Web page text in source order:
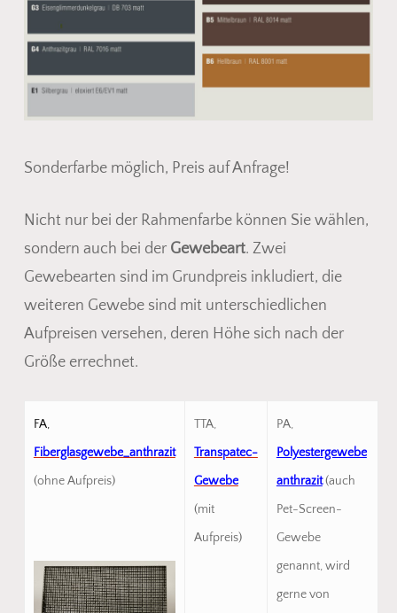
Sonderfarbe möglich, Preis auf Anfrage!
Nicht nur bei der Rahmenfarbe können Sie wählen,
sondern auch bei der Gewebeart. Zwei
Gewebearten sind im Grundpreis inkludiert, die
weiteren Gewebe sind mit unterschiedlichen
Aufpreisen versehen, deren Höhe sich nach der
Größe errechnet.
FA,
Fiberglasgewebe_anthrazit
(ohne Aufpreis)
TTA,
Transpatec-
Gewebe
(mit
Aufpreis)
PA,
Polyestergewebe
anthrazit(auch
Pet-Screen-
Gewebe
genannt, wird
gerne von